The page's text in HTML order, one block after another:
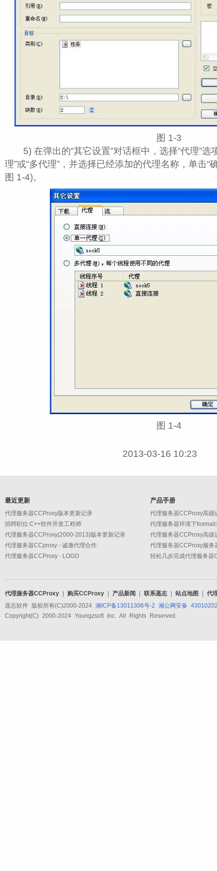
图 1‑3
5) 在弹出的“其它设置”对话框中，选择“代理”选
理”或“多代理”，并选择已经添加的代理名称，单击“
图 1‑4)。
图 1‑4
2013-03-16 10:23
最近更新
代理服务器CCProxy版本更新记录
招聘职位:C++软件开发工程师
代理服务器CCProxy(2000-2013)版本更新记录
代理服务器CCproxy - 诚邀代理合作
代理服务器CCProxy - LOGO
产品手册
代理服务器环境下
代理服务器CCProxy服务
轻松几步完成代理服务器
代理服务器CCProxy | 购买CCProxy | 产品新闻 | 联系遥志 | 站点地图 | 代
遥志软件 版权所有(C)2000-2024 湘ICP备13011306号-2 湘公网安备
Copyright(C) 2000-2024 Youngzsoft Inc. All Rights Reserved.